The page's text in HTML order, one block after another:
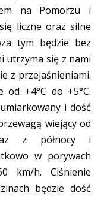
na Pomorzu i
liczne oraz silne
tym będzie bez
utrzyma się z nami
z przejaśnieniami.
od +4°C do +5°C.
i dość
wiejący od
z północy i
w porywach
km/h. Ciśnienie
będzie dość